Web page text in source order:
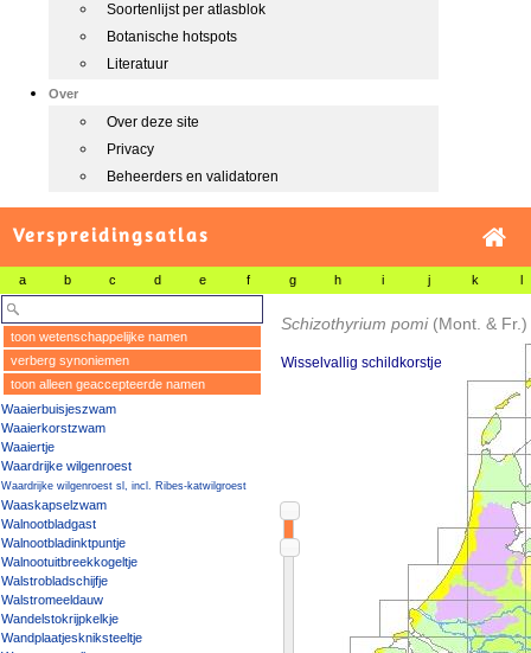
Soortenlijst per atlasblok
Botanische hotspots
Literatuur
Over
Over deze site
Privacy
Beheerders en validatoren
Verspreidingsatlas
a b c d e f g h i j k l
toon wetenschappelijke namen
verberg synoniemen
toon alleen geaccepteerde namen
Waaierbuisjeszwam
Waaierkorstzwam
Waaiertje
Waardrijke wilgenroest
Waardrijke wilgenroest sl, incl. Ribes-katwilgroest
Waaskapselzwam
Walnootbladgast
Walnootbladinktpuntje
Walnootuitbreekkogeltje
Walstrobladschijfje
Walstromeeldauw
Wandelstokrijpkelkje
Wandplaatjeskniksteeltje
Schizothyrium pomi (Mont. & Fr.)
Wisselvallig schildkorstje